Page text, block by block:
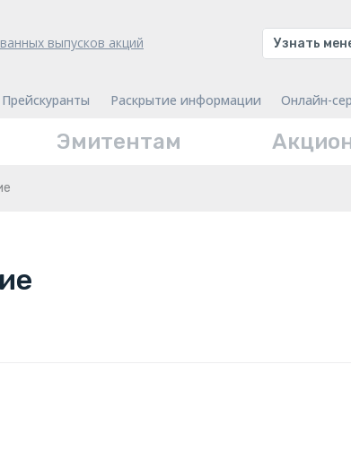
выпусков акций Узнать
Прейскуранты Раскрытие информации Онлайн-
Эмитентам